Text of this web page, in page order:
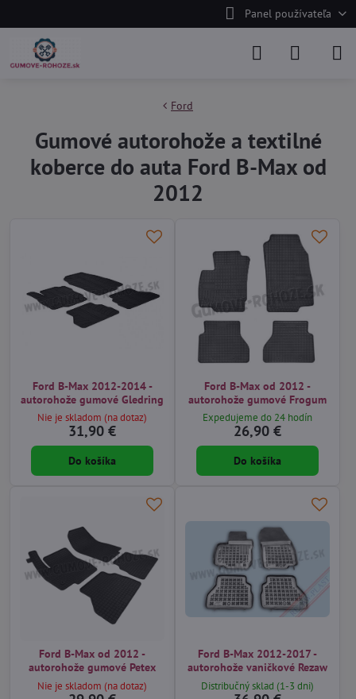
Panel používateľa
Ford
Gumové autorohože a textilné
koberce do auta Ford B-Max od
2012
Ford B-Max 2012-2014 -
autorohože gumové Gledring
Nie je skladom (na dotaz)
31,90 €
Do košíka
Ford B-Max od 2012 -
autorohože gumové Frogum
Expedujeme do 24 hodín
26,90 €
Do košíka
Ford B-Max od 2012 -
autorohože gumové Petex
Nie je skladom (na dotaz)
Ford B-Max 2012-2017 -
autorohože vaničkové Rezaw
Distribučný sklad (1-3 dni)